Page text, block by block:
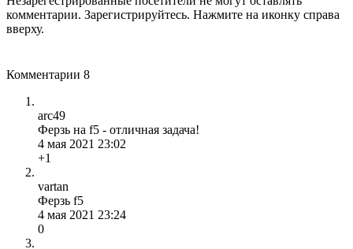
комментарии. Зарегистрируйтесь. Нажмите на иконку справа
вверху.
Комментарии 8
arc49
Ферзь на f5 - отличная задача!
4 мая 2021 23:02
+1
vartan
Ферзь f5
4 мая 2021 23:24
0